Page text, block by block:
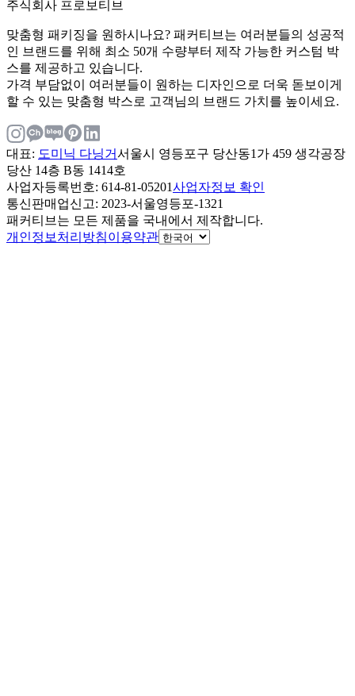
주식회사 프로보티브
맞춤형 패키징을 원하시나요? 패커티브는 여러분들의 성공적
인 브랜드를 위해 최소 50개 수량부터 제작 가능한 커스텀 박
스를 제공하고 있습니다.
가격 부담없이 여러분들이 원하는 디자인으로 더욱 돋보이게
할 수 있는 맞춤형 박스로 고객님의 브랜드 가치를 높이세요.
대표: 도미닉 다닝거서울시 영등포구 당산동1가 459 생각공장
당산 14층 B동 1414호
사업자등록번호: 614-81-05201사업자정보 확인
통신판매업신고: 2023-서울영등포-1321
패커티브는 모든 제품을 국내에서 제작합니다.
개인정보처리방침이용약관